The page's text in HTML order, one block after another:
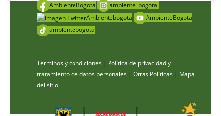
AmbienteBogota
ambiente_bogota
Ambientebogota
AmbienteBogota
ambientebogota
Términos y condiciones | Política de privacidad y
tratamiento de datos personales | Otras Políticas | Mapa
del sitio